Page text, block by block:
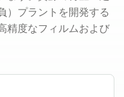
）プラントを開発する
精度なフィルムおよび